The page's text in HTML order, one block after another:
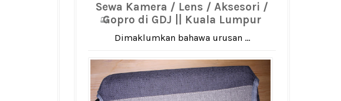
Sewa Kamera / Lens / Aksesori /
Gopro di GDJ || Kuala Lumpur
Dimaklumkan bahawa urusan ...